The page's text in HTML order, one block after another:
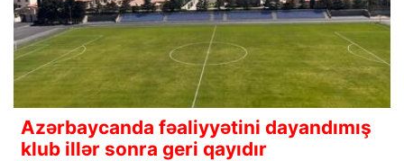
Azərbaycanda fəaliyyətini dayandımış
klub illər sonra geri qayıdır